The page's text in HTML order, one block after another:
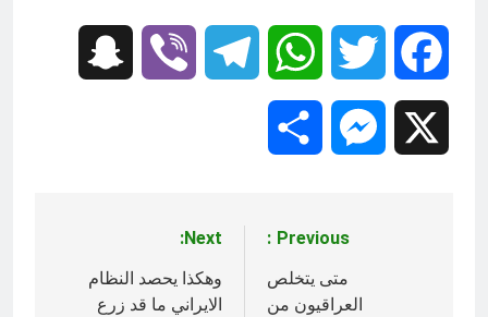
Facebook
Twitter
WhatsApp
Telegram
Viber
Messenger
المقالات
Previous:
متى يتخلص
العراقيون من
Next:
وهکذا يحصد النظام
الايراني ما قد زرع